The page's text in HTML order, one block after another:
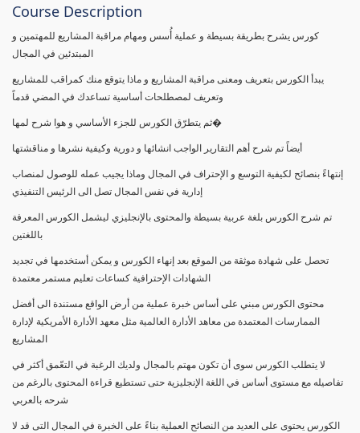
Course Description
كورس يشرح بطريقة بسيطة و عملية أُسس ومهام مراقبة المشاريع للمهتمين و
المبتدئين في المجال
يبدأ الكورس بتعريف ومعنى مراقبة المشاريع و ماذا يتوقع منك كمراقب للمشاريع
وتعريف لمصطلحات أساسية تساعدك في المضي قدماً
ثم يتطرّق الكورس للجزء الأساسي و هوا شرح لمها�
أيضاً تم شرح أهم التقارير الواجب انشائها و دورية وكيفية نشرها و مناقشتها
إنتهاءً بنصائح لكيفية التوسع و الإحتراف في المجال وماذا يجيب عمله للوصول لمنصاب
إدارية في نفس المجال تصل الى الرئيس التنفيذي
تم شرح الكورس بلغة عربية بسيطة والمحتوى بالإنجليزي ليشمل الكورس المعرفة
باللغتين
تحصل على شهادة موثقة من الموقع بعد إنهاء الكورس و يمكن أستخدمها في تجديد
الشهادات الإحترافية كساعات تعليم مستمر معتمدة
محتوى الكورس مبني على أساس خبرة عملية من أرض الواقع مستندة الى أفضل
الممارسات المعتمدة من معاهد الأدارة العالمية مثل معهد الأدارة الأمريكية لإدارة
المشاريع
لا يتطلب الكورس سوى أن تكون مهتم بالمجال ولديك الرغبة في التعّمق أكثر في
تفاصيله مع مستوى أساس في اللغة الإنجليزية حتى تستطيع قراءة المحتوى بالرغم من
شرحه بالعربي
الكورس يحتوى على العديد من النصائح العملية بناءً على الخبرة في المجال التى قد لا